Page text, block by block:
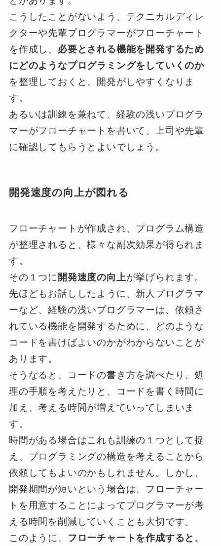
こうしたことがないよう、テクニカルディレ
クターや先輩プログラマーがフローチャート
を作成し、 必要とされる機能を開発するため
にどのようなプログラミングをしていくのか
を整理しておくと、開発がしやすくなりま
す。
あるいは訓練を兼ねて、経験の浅いプログラ
マーがフローチャートを書いて、上司や先輩
に確認してもらうとよいでしょう。
開発速度の向上が図れる
フローチャートが作成され、プログラム構造
が整理されると、様々な副次効果が得られま
す。
その１つに 開発速度の向上が挙げられます。
先ほどもお話ししたように、新人プログラマ
ーなど、経験の浅いプログラマーは、依頼さ
れている機能を開発するために、どのような
コードを書けばよいのかがわからないことが
あります。
そうなると、コードの書き方を調べたり、処
理の手順を考えたりと、コードを書く時間に
加え、考える時間が増えていってしまいま
す。
時間がある場合はこれも訓練の１つとして捉
え、プログラミングの構造を考えることから
依頼してもよいのかもしれません。しかし、
開発期間が短いという場合は、フローチャー
トを用意することによってプログラマーが考
える時間を削減していくことも大切です。
このように、
フローチャートを作成すると、